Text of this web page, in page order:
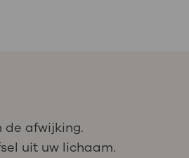
de afwijking.
uit uw lichaam.